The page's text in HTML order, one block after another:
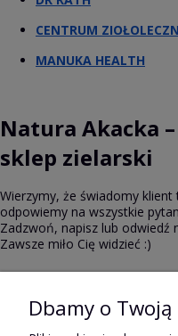
CENTRUM
MANUKA HEALTH
Natura Akacka
sklep zielarski
Wierzymy, że świadomy
odpowiemy na wszystkie
Zadzwoń, napisz lub odwiedź
Zawsze miło Cię widzieć :)
Dbamy o